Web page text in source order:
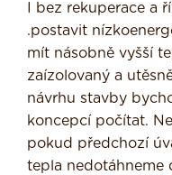
I bez rekuperace a
.postavit
mít násobně vyšší
zaízolovaný a
návrhu stavby
koncepcí počítat.
po­kud předchozí
tepla nedotáhneme